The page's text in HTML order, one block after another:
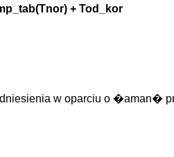
+ Tod_kor
w oparciu o �aman�